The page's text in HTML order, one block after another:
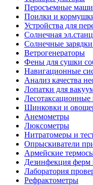
Перосъемные
Поилки и
Устройства для
Солнечная
Солнечные
Ветрогенераторы
Фены для сушки
Навигационные
Анализ качества
Лопатки для
Шинковки и
Анемометры
Люксометры
Нитратомеры и
Опрыскиватели
Армейские
Дезинфекция ферм
Лаборатория
Рефрактометры